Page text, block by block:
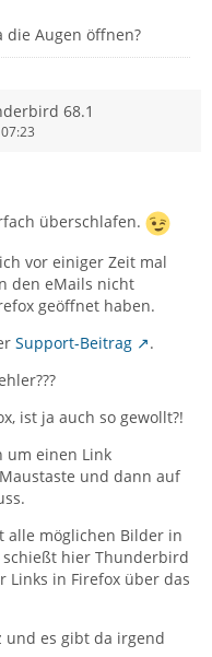
Augen öffnen?
68.1
überschlafen.
vor einiger Zeit mal
den eMails nicht
geöffnet haben.
Support-Beitrag
.
ist ja auch so gewollt?!
um einen Link
und dann auf
alle möglichen Bilder in
schießt hier Thunderbird
Links in Firefox über das
und es gibt da irgend